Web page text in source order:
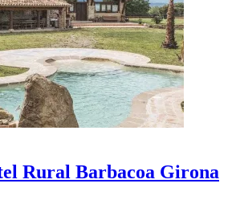
Rural Barbacoa Girona